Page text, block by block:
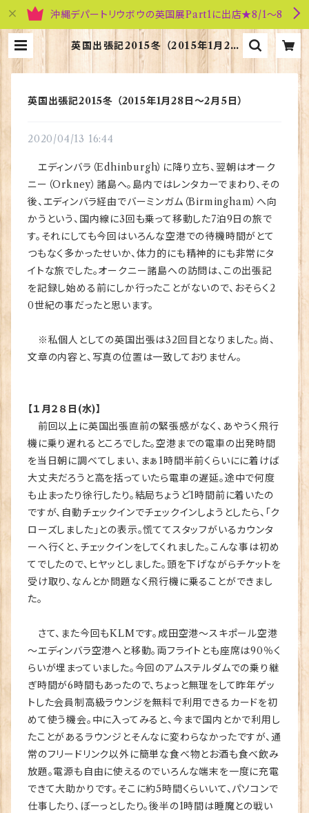
沖縄デパートリウボウの英国展Part1に出店★8/1～8
英国出張記2015冬 （2015年1月28
日～2月5日） | 英国雑貨専門店ブリ
ティッシュ・ライフ
英国出張記2015冬 （2015年1月28日～2月5日）
2020/04/13 16:44
エディンバラ（Edhinburgh）に降り立ち、翌朝はオーク
ニー（Orkney）諸島へ。島内ではレンタカーでまわり、その
後、エディンバラ経由でバーミンガム（Birmingham）へ向
かうという、国内線に3回も乗って移動した7泊9日の旅で
す。それにしても今回はいろんな空港での待機時間がとて
つもなく多かったせいか、体力的にも精神的にも非常にタ
イトな旅でした。オークニー諸島への訪問は、この出張記
を記録し始める前にしか行ったことがないので、おそらく2
0世紀の事だったと思います。
※私個人としての英国出張は32回目となりました。尚、
文章の内容と、写真の位置は一致しておりません。
【１月２８日(水)】
前回以上に英国出張直前の緊張感がなく、あやうく飛行
機に乗り遅れるところでした。空港までの電車の出発時間
を当日朝に調べてしまい、まぁ1時間半前くらいにに着けば
大丈夫だろうと高を括っていたら電車の遅延。途中で何度
も止まったり徐行したり。結局ちょうど1時間前に着いたの
ですが、自動チェックインでチェックインしようとしたら、「ク
ローズしました」との表示。慌ててスタッフがいるカウンタ
ーへ行くと、チェックインをしてくれました。こんな事は初め
てでしたので、ヒヤッとしました。頭を下げながらチケットを
受け取り、なんとか問題なく飛行機に乗ることができまし
た。
さて、また今回もKLMです。成田空港～スキポール空港
～エディンバラ空港へと移動。両フライトとも座席は90％く
らいが埋まっていました。今回のアムステルダムでの乗り継
ぎ時間が6時間もあったので、ちょっと無理をして昨年ゲッ
トした会員制高級ラウンジを無料で利用できるカードを初
めて使う機会。中に入ってみると、今まで国内とかで利用し
たことがあるラウンジとそんなに変わらなかったですが、通
常のフリードリンク以外に簡単な食べ物とお酒も食べ飲み
放題。電源も自由に使えるのでいろんな端末を一度に充電
できて大助かりです。そこに約5時間くらいいて、パソコンで
仕事したり、ぼーっとしたり。後半の1時間は睡魔との戦い